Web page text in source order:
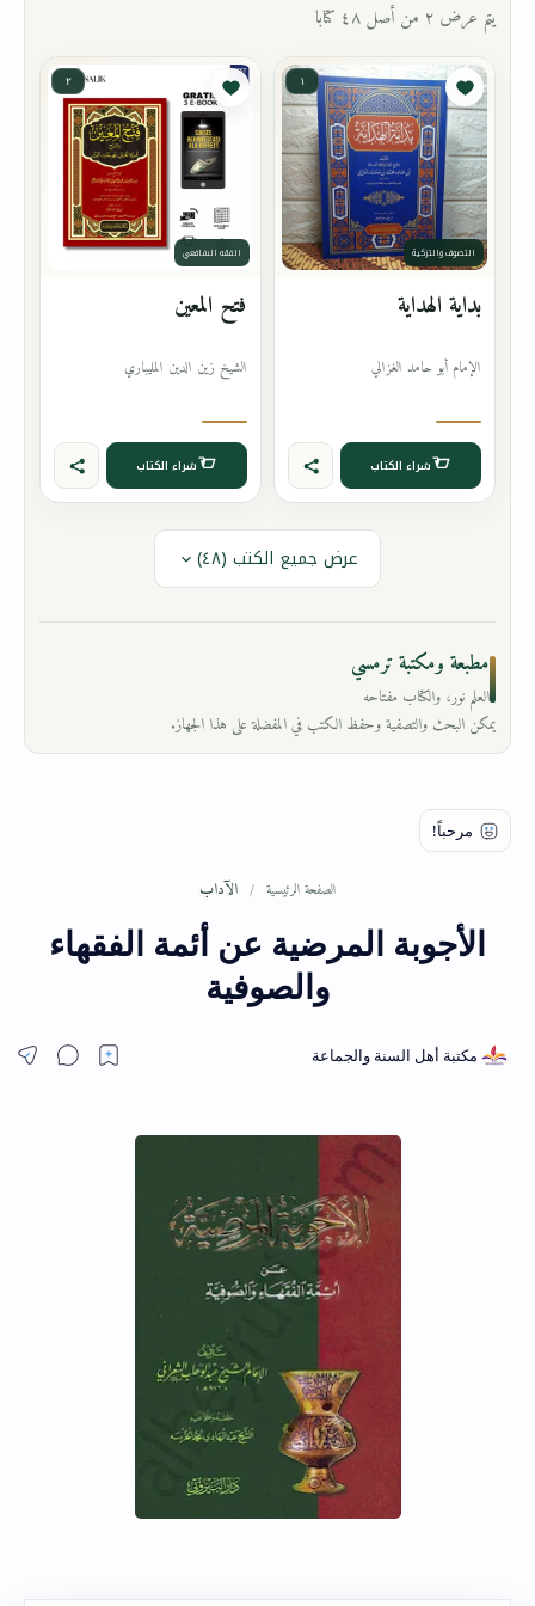
يتم عرض ٢ من أصل ٤٨ كتابا
١
التصوف والتزكية
بداية الهداية
الإمام أبو حامد الغزالي
شراء الكتاب
٢
الفقه الشافعي
فتح المعين
الشيخ زين الدين المليباري
شراء الكتاب
عرض جميع الكتب (٤٨)
مطبعة ومكتبة ترمسي
العلم نور، والكتاب مفتاحه
يمكن البحث والتصفية وحفظ الكتب في المفضلة على هذا الجهاز.
الصفحة الرئيسية الآداب
الأجوبة المرضية عن أئمة الفقهاء
والصوفية